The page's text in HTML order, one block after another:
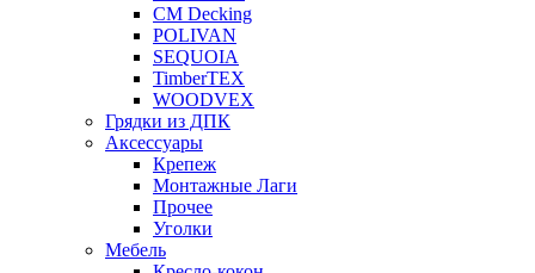
CM Decking
POLIVAN
SEQUOIA
TimberTEX
WOODVEX
Грядки из ДПК
Аксессуары
Крепеж
Монтажные Лаги
Прочее
Уголки
Мебель